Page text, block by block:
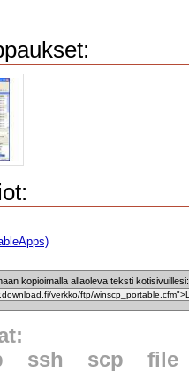
kopioimalla allaoleva teksti kotisivuillesi:
ssh scp file